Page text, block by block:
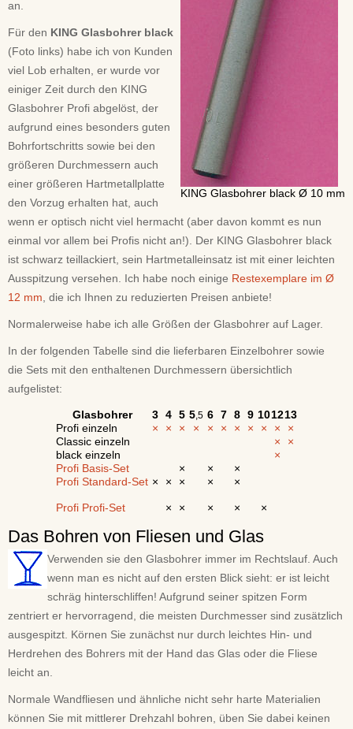
KING Glasbohrer black Ø 10 mm
an.
Für den KING Glasbohrer black
(Foto links) habe ich von Kunden
viel Lob erhalten, er wurde vor
einiger Zeit durch den KING
Glasbohrer Profi abgelöst, der
aufgrund eines besonders guten
Bohrfortschritts sowie bei den
größeren Durchmessern auch
einer größeren Hartmetallplatte
den Vorzug erhalten hat, auch
wenn er optisch nicht viel hermacht (aber davon kommt es nun
einmal vor allem bei Profis nicht an!). Der KING Glasbohrer black
ist schwarz teillackiert, sein Hartmetalleinsatz ist mit einer leichten
Ausspitzung versehen. Ich habe noch einige Restexemplare im Ø
12 mm , die ich Ihnen zu reduzierten Preisen anbiete!
Normalerweise habe ich alle Größen der Glasbohrer auf Lager.
In der folgenden Tabelle sind die lieferbaren Einzelbohrer sowie
die Sets mit den enthaltenen Durchmessern übersichtlich
aufgelistet:
Glasbohrer 3 4 5 5,5 6 7 8 9 101213
Profi einzeln
× × × × × × × × × ×
×
Classic einzeln
×
×
black einzeln
×
Profi Basis-Set
× ×
×
Profi Standard-Set × × × × ×
Profi Profi-Set × × × × ×
Das Bohren von Fliesen und Glas
Verwenden sie den Glasbohrer immer im Rechtslauf. Auch
wenn man es nicht auf den ersten Blick sieht: er ist leicht
schräg hinterschliffen! Aufgrund seiner spitzen Form
zentriert er hervorragend, die meisten Durchmesser sind zusätzlich
ausgespitzt. Körnen Sie zunächst nur durch leichtes Hin- und
Herdrehen des Bohrers mit der Hand das Glas oder die Fliese
leicht an.
Normale Wandfliesen und ähnliche nicht sehr harte Materialien
können Sie mit mittlerer Drehzahl bohren, üben Sie dabei keinen